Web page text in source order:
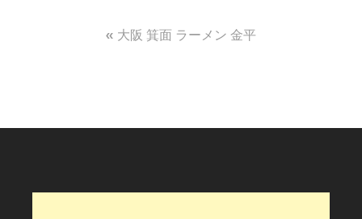
ビ
ー
大阪 箕面 ラーメン 金平